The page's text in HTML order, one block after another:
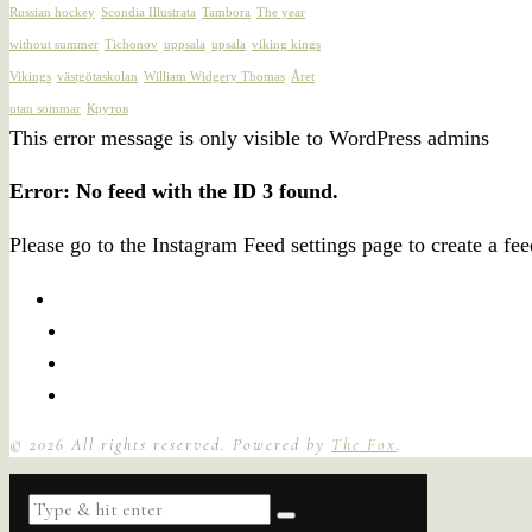
Russian hockey Scondia Illustrata Tambora The year
without summer Tichonov uppsala upsala viking kings
Vikings västgötaskolan William Widgery Thomas Året
utan sommar Крутов
This error message is only visible to WordPress admins
Error: No feed with the ID 3 found.
Please go to the Instagram Feed settings page to create a
© 2026 All rights reserved. Powered by The Fox.